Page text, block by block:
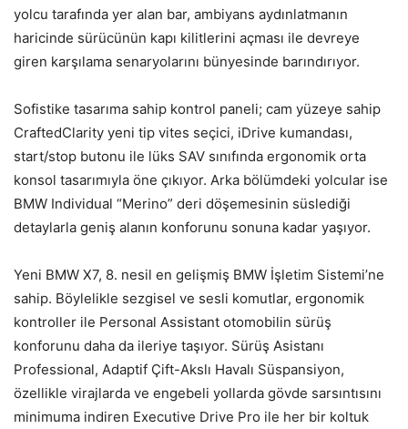
yolcu tarafında yer alan bar, ambiyans aydınlatmanın
haricinde sürücünün kapı kilitlerini açması ile devreye
giren karşılama senaryolarını bünyesinde barındırıyor.
Sofistike tasarıma sahip kontrol paneli; cam yüzeye sahip
CraftedClarity yeni tip vites seçici, iDrive kumandası,
start/stop butonu ile lüks SAV sınıfında ergonomik orta
konsol tasarımıyla öne çıkıyor. Arka bölümdeki yolcular ise
BMW Individual “Merino” deri döşemesinin süslediği
detaylarla geniş alanın konforunu sonuna kadar yaşıyor.
Yeni BMW X7, 8. nesil en gelişmiş BMW İşletim Sistemi’ne
sahip. Böylelikle sezgisel ve sesli komutlar, ergonomik
kontroller ile Personal Assistant otomobilin sürüş
konforunu daha da ileriye taşıyor. Sürüş Asistanı
Professional, Adaptif Çift-Akslı Havalı Süspansiyon,
özellikle virajlarda ve engebeli yollarda gövde sarsıntısını
minimuma indiren Executive Drive Pro ile her bir koltuk